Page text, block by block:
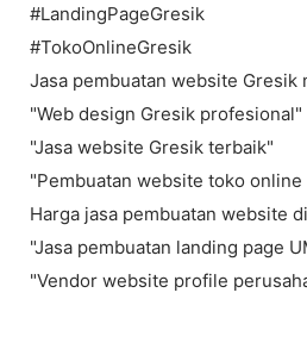
#LandingPageGresik
#TokoOnlineGresik
Jasa pembuatan website Gresik
"Web design Gresik profesional"
"Jasa website Gresik terbaik"
"Pembuatan website toko online
Harga jasa pembuatan website
"Jasa pembuatan landing page
"Vendor website profile